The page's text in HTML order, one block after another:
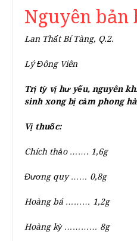
Nguyên bản
Lan Thất Bí Tàng, Q.2.
Lý Đông Viên
Trị tỳ vị hư yếu, nguyên
sinh xong bị cảm phong
Vị thuốc:
Chích thảo ……. 1,6g
Đương quy …… 0,8g
Hoàng bá ……… 1,2g
Hoàng kỳ ………… 8g